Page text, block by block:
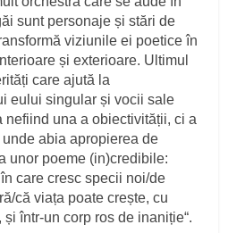
sunt personaje și stări de
viziunile ei poetice în
și exterioare. Ultimul
care ajută la
eului singular și vocii sale
nefiind una a obiectivității, ci a
abia apropierea de
unor poeme (in)credibile:
care cresc specii noi/de
că viața poate crește, cu
într-un corp ros de inaniție“.